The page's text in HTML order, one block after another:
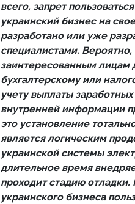
всего, запрет
украинский бизнес на
разработано или уже
специалистами.
заинтересованным лицам
бухгалтерскому или
учету выплаты
внутренней информации
это установление
является логическим
украинской системы
длительное время
проходит стадию
украинского бизнеса